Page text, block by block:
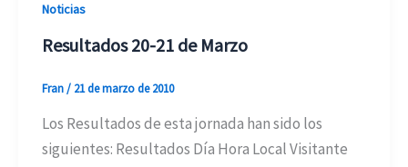
Noticias
Resultados 20-21 de Marzo
Fran/ 21 de marzo de 2010
Los Resultados de esta jornada han sido los
siguientes: Resultados Día Hora Local Visitante